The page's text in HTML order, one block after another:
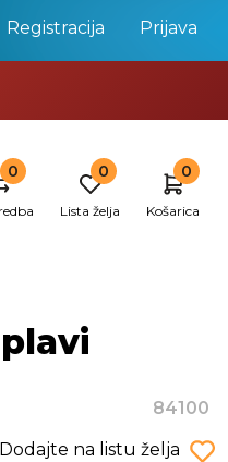
Registracija Prijava
0 0
Lista želja
0
Košarica
84100
Dodajte na listu želja